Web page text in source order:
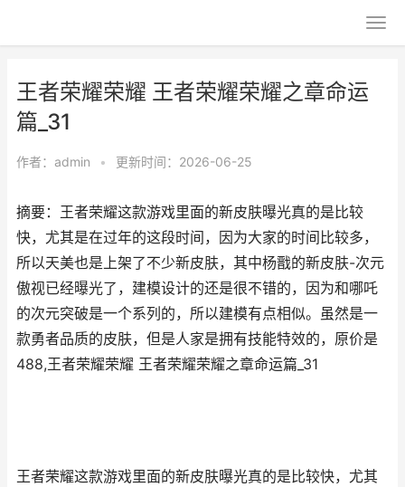
王者荣耀荣耀 王者荣耀荣耀之章命运
篇_31
作者： admin • 更新时间：2026-06-25
摘要：王者荣耀这款游戏里面的新皮肤曝光真的是比较
快，尤其是在过年的这段时间，因为大家的时间比较多，
所以天美也是上架了不少新皮肤，其中杨戬的新皮肤-次元
傲视已经曝光了，建模设计的还是很不错的，因为和哪吒
的次元突破是一个系列的，所以建模有点相似。虽然是一
款勇者品质的皮肤，但是人家是拥有技能特效的，原价是
488,王者荣耀荣耀 王者荣耀荣耀之章命运篇_31
王者荣耀这款游戏里面的新皮肤曝光真的是比较快，尤其